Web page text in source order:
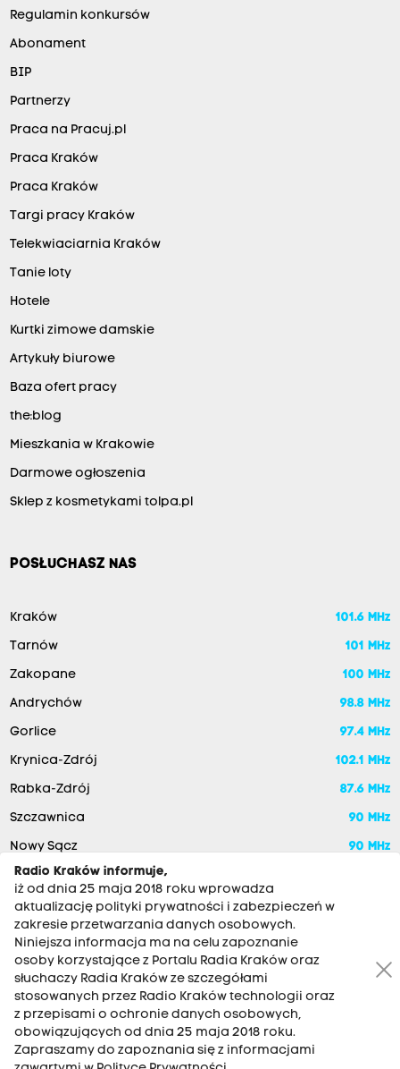
Regulamin konkursów
Abonament
BIP
Partnerzy
Praca na Pracuj.pl
Praca Kraków
Praca Kraków
Targi pracy Kraków
Telekwiaciarnia Kraków
Tanie loty
Hotele
Kurtki zimowe damskie
Artykuły biurowe
Baza ofert pracy
the:blog
Mieszkania w Krakowie
Darmowe ogłoszenia
Sklep z kosmetykami tolpa.pl
POSŁUCHASZ NAS
Kraków 101.6 MHz
Tarnów 101 MHz
Zakopane 100 MHz
Andrychów 98.8 MHz
Gorlice 97.4 MHz
Krynica-Zdrój 102.1 MHz
Rabka-Zdrój 87.6 MHz
Szczawnica 90 MHz
Nowy Sącz 90 MHz
RADIO KRAKÓW SA. Aleja Juliusza Słowackiego 22, 30-007
Kraków
Antena: 12 200 33 33
Radio Kraków informuje,
iż od dnia 25 maja 2018 roku wprowadza
aktualizację polityki prywatności i zabezpieczeń w
zakresie przetwarzania danych osobowych.
Niniejsza informacja ma na celu zapoznanie
osoby korzystające z Portalu Radia Kraków oraz
słuchaczy Radia Kraków ze szczegółami
stosowanych przez Radio Kraków technologii oraz
z przepisami o ochronie danych osobowych,
obowiązujących od dnia 25 maja 2018 roku.
Zapraszamy do zapoznania się z informacjami